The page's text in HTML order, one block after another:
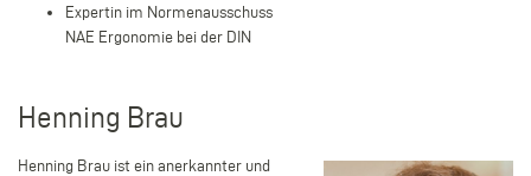
Expertin im Normenausschuss
NAE Ergonomie bei der DIN
Henning Brau
Henning Brau ist ein anerkannter und